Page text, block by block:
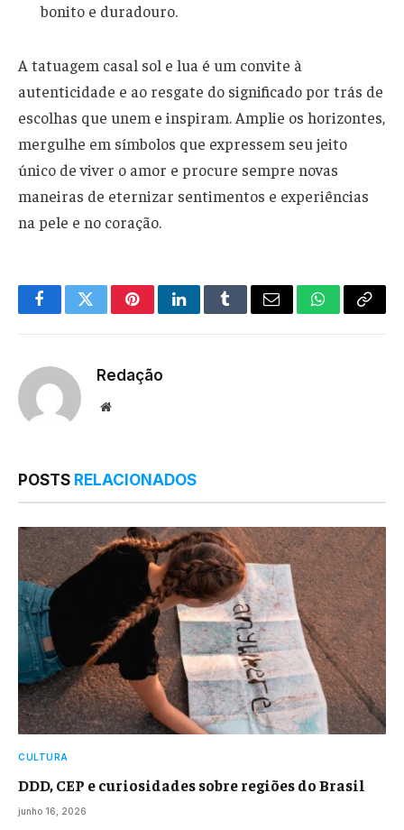
bonito e duradouro.
A tatuagem casal sol e lua é um convite à
autenticidade e ao resgate do significado por trás de
escolhas que unem e inspiram. Amplie os horizontes,
mergulhe em símbolos que expressem seu jeito
único de viver o amor e procure sempre novas
maneiras de eternizar sentimentos e experiências
na pele e no coração.
FacebookTwitterPinterestLinkedInTumblrEmail WhatsApp
Copy
Redação
Website
POSTS RELACIONADOS
CULTURA
DDD, CEP e curiosidades sobre regiões do Brasil
junho 16, 2026